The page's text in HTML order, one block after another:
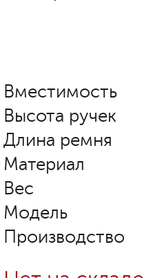
Вместимость
Высота ручек
Длина ремня
Материал
Вес
Модель
Производство